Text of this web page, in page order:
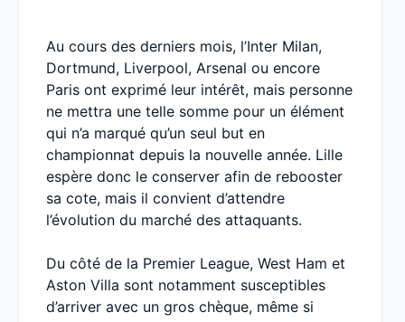
Au cours des derniers mois, l’Inter Milan,
Dortmund, Liverpool, Arsenal ou encore
Paris ont exprimé leur intérêt, mais personne
ne mettra une telle somme pour un élément
qui n’a marqué qu’un seul but en
championnat depuis la nouvelle année. Lille
espère donc le conserver afin de rebooster
sa cote, mais il convient d’attendre
l’évolution du marché des attaquants.
Du côté de la Premier League, West Ham et
Aston Villa sont notamment susceptibles
d’arriver avec un gros chèque, même si